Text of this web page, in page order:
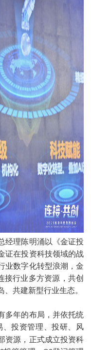
经理陈明涌以《金证投
证在投资科技领域的战
业数字化转型浪潮，金
接行业多方资源，共创
共建新型行业生态。
多年的布局，并依托统
、投资管理、投研、风
资源，正式成立投资科